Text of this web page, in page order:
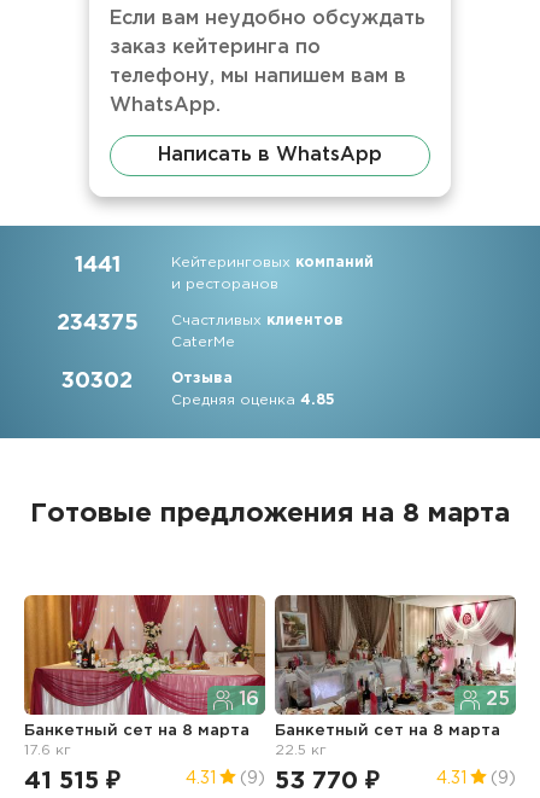
Если вам неудобно обсуждать
заказ кейтеринга по
телефону, мы напишем вам в
WhatsApp.
Написать в WhatsApp
1441 Кейтеринговых компаний
и ресторанов
234375 Счастливых клиентов
CaterMe
30302
Отзыва
Средняя оценка4.85
Готовые предложения на 8 марта
16
Банкетный сет на 8 марта
17.6 кг
41 515 ₽ 4.31 (9)
25
Банкетный сет на 8 марта
22.5 кг
53 770 ₽ 4.31 (9)